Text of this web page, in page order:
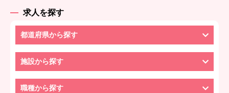
求人を探す
都道府県から探す
施設から探す
職種から探す